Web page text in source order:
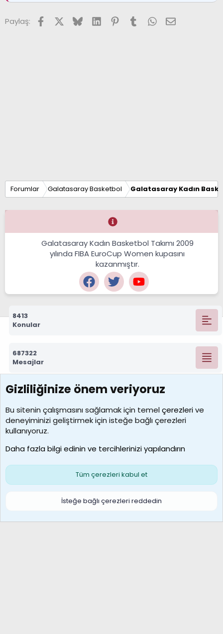
Paylaş: FacebookX (Twitter)
BlueskyLinkedInPinterest
TumblrWhatsApp
E-posta
Forumlar Galatasaray Basketbol Galatasaray Kadın
Galatasaray Kadın Basketbol Takımı 2009
yılında FIBA EuroCup Women kupasını
kazanmıştır.
8413
Konular
687322
Mesajlar
7390
Kullanıcılar
MosesBrownHayranı
Son üye
Çerezler
S
Gizliliğinize önem veriyoruz
Bu sitenin çalışmasını sağlamak için temelçerezlerive
deneyiminizi geliştirmek için isteğe bağlı çerezleri
kullanıyoruz.
Daha fazla bilgi edinin ve tercihlerinizi yapılandırın
Tüm çerezleri kabul et
İsteğe bağlı çerezleri reddedin